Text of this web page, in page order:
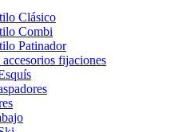
Clásico
Combi
Patinador
fijaciones